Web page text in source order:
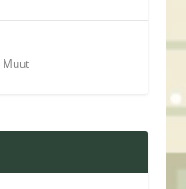
Muut